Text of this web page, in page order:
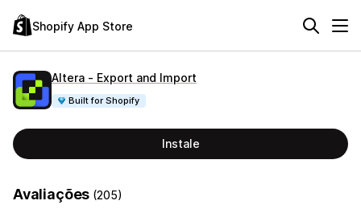
Shopify App Store
Altera ‑ Export and Import
Built for Shopify
Instale
Avaliações (205)